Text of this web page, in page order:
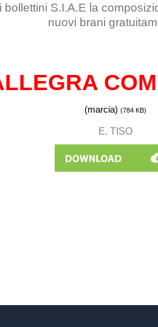
S.I.A.E la
nuovi brani
(marcia) (784 KB)
E. TISO